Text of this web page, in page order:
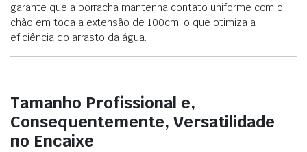
garante que a borracha mantenha contato uniforme com o
chão em toda a extensão de 100cm, o que otimiza a
eficiência do arrasto da água.
Tamanho Profissional e,
Consequentemente, Versatilidade
no Encaixe